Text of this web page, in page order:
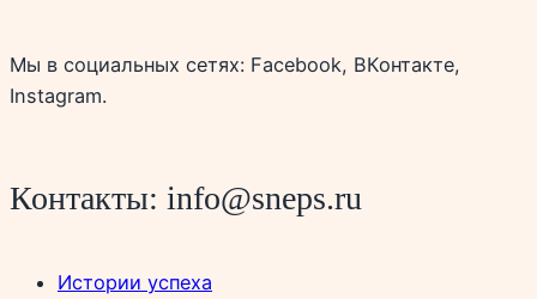
Мы в социальных сетях: Facebook, ВКонтакте,
Instagram.
Контакты: info@sneps.ru
Истории успеха